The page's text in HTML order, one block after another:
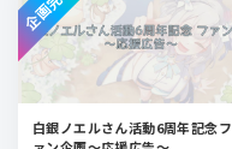
白銀ノエルさん活動6周年記念フ